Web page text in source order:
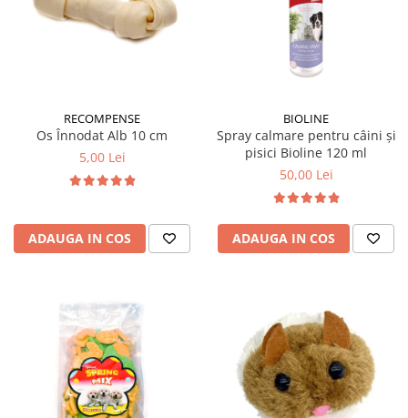
RECOMPENSE
Os Înnodat Alb 10 cm
5,00 Lei
ADAUGA IN COS
BIOLINE
Spray calmare pentru câini și
pisici Bioline 120 ml
50,00 Lei
ADAUGA IN COS